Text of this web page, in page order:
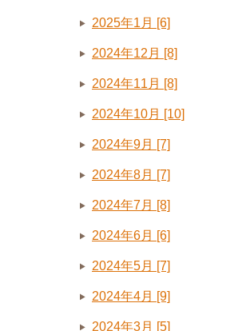
2025年1月 [6]
2024年12月 [8]
2024年11月 [8]
2024年10月 [10]
2024年9月 [7]
2024年8月 [7]
2024年7月 [8]
2024年6月 [6]
2024年5月 [7]
2024年4月 [9]
2024年3月 [5]